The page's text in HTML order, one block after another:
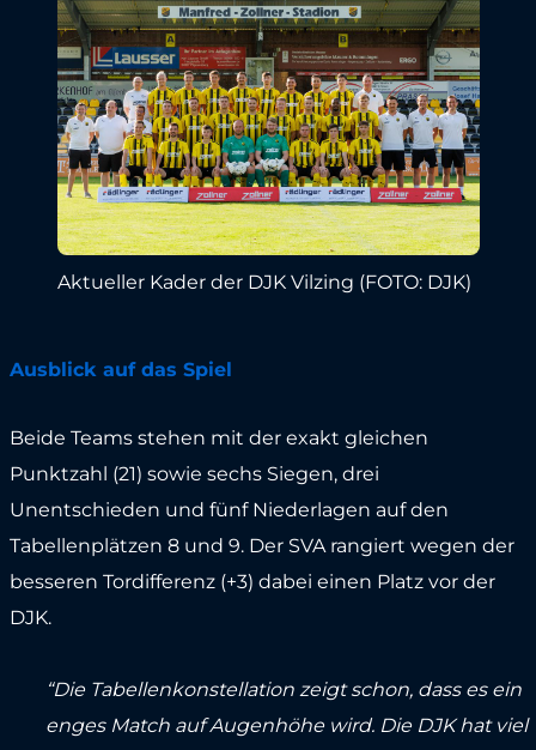
Aktueller Kader der DJK Vilzing (FOTO: DJK)
Ausblick auf das Spiel
Beide Teams stehen mit der exakt gleichen
Punktzahl (21) sowie sechs Siegen, drei
Unentschieden und fünf Niederlagen auf den
Tabellenplätzen 8 und 9. Der SVA rangiert wegen der
besseren Tordifferenz (+3) dabei einen Platz vor der
DJK.
“Die Tabellenkonstellation zeigt schon, dass es ein
enges Match auf Augenhöhe wird. Die DJK hat viel